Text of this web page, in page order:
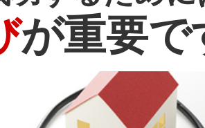
が重要で